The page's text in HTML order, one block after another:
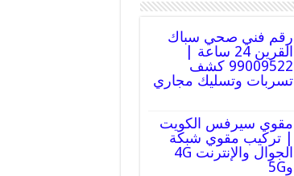
رقم فني صحي سباك
القرين 24 ساعة |
99009522 كشف
تسربات وتسليك مجاري
مقوي سيرفس الكويت
| تركيب مقوي شبكة
الجوال والإنترنت 4G
و5G